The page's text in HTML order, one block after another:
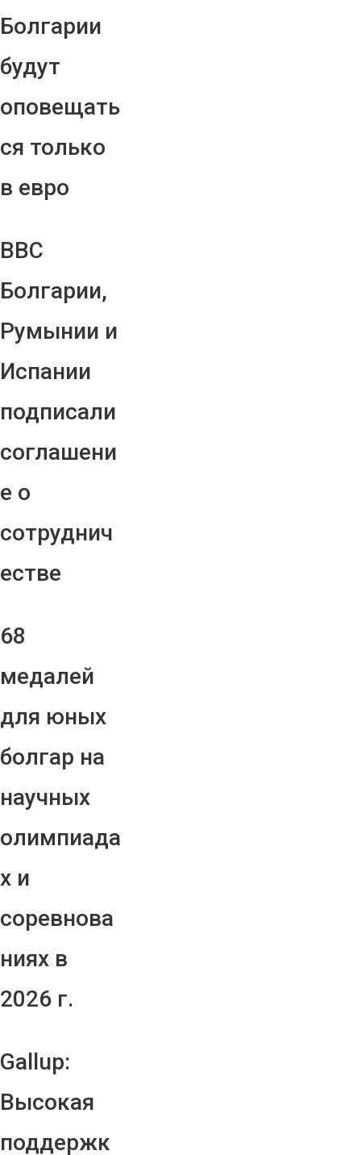
Болгарии
будут
оповещать
ся только
в евро
ВВС
Болгарии,
Румынии и
Испании
подписали
соглашени
е о
сотруднич
естве
68
медалей
для юных
болгар на
научных
олимпиада
х и
соревнова
ниях в
2026 г.
Gallup:
Высокая
поддержк